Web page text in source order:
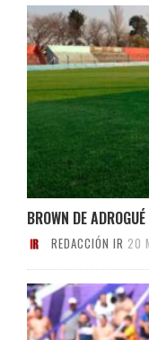
BROWN DE
REDACCIÓN IR 20